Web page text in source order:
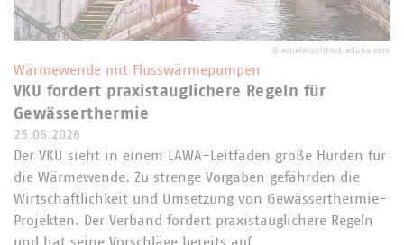
© acnaleksy/stock.adobe.com
Wärmewende mit Flusswärmepumpen
VKU fordert praxistauglichere Regeln für
Gewässerthermie
25.06.2026
Der VKU sieht in einem LAWA-Leitfaden große Hürden für
die Wärmewende. Zu strenge Vorgaben gefährden die
Wirtschaftlichkeit und Umsetzung von Gewässerthermie-
Projekten. Der Verband fordert praxistauglichere Regeln